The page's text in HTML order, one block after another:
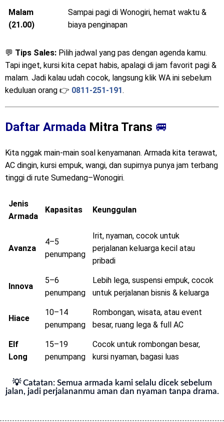
Malam
(21.00)
Sampai pagi di Wonogiri, hemat waktu &
biaya penginapan
💬 Tips Sales: Pilih jadwal yang pas dengan agenda kamu.
Tapi inget, kursi kita cepat habis, apalagi di jam favorit pagi &
malam. Jadi kalau udah cocok, langsung klik WA ini sebelum
keduluan orang 👉 0811-251-191.
Daftar Armada Mitra Trans 🚐
Kita nggak main-main soal kenyamanan. Armada kita terawat,
AC dingin, kursi empuk, wangi, dan supirnya punya jam terbang
tinggi di rute Sumedang–Wonogiri.
Jenis
Armada
Kapasitas Keunggulan
Avanza
4–5
penumpang
Irit, nyaman, cocok untuk
perjalanan keluarga kecil atau
pribadi
Innova
5–6
penumpang
Lebih lega, suspensi empuk, cocok
untuk perjalanan bisnis & keluarga
Hiace
10–14
penumpang
Rombongan, wisata, atau event
besar, ruang lega & full AC
Elf
Long
15–19
penumpang
Cocok untuk rombongan besar,
kursi nyaman, bagasi luas
💡 Catatan: Semua armada kami selalu dicek sebelum
jalan, jadi perjalananmu aman dan nyaman tanpa drama.